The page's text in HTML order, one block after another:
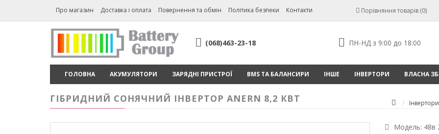
Про магазин Доставка і оплата Повернення та обмін Політика безпеки Контакти Порівняння товарів (0)
(068)463-23-18 ПН-НД з 9:00 до 18:00
ГОЛОВНА АКУМУЛЯТОРИ ЗАРЯДНІ ПРИСТРОЇ BMS ТА БАЛАНСИРИ ІНШЕ ІНВЕРТОРИ ВЛАСНА
Інвертори
ГІБРИДНИЙ СОНЯЧНИЙ ІНВЕРТОР ANERN 8,2 КВТ
Модель: 48в